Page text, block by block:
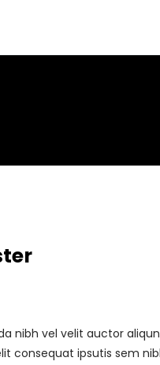
nibh vel velit auctor
consequat ipsutis sem